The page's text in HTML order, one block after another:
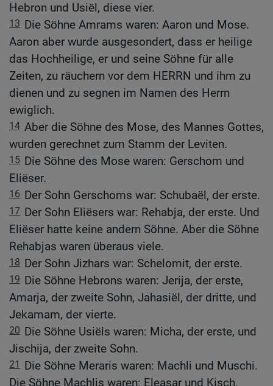
Hebron und Usiël, diese vier.
13 Die Söhne Amrams waren: Aaron und Mose.
Aaron aber wurde ausgesondert, dass er heilige
das Hochheilige, er und seine Söhne für alle
Zeiten, zu räuchern vor dem HERRN und ihm zu
dienen und zu segnen im Namen des Herrn
ewiglich.
14 Aber die Söhne des Mose, des Mannes Gottes,
wurden gerechnet zum Stamm der Leviten.
15 Die Söhne des Mose waren: Gerschom und
Eliëser.
16 Der Sohn Gerschoms war: Schubaël, der erste.
17 Der Sohn Eliësers war: Rehabja, der erste. Und
Eliëser hatte keine andern Söhne. Aber die Söhne
Rehabjas waren überaus viele.
18 Der Sohn Jizhars war: Schelomit, der erste.
19 Die Söhne Hebrons waren: Jerija, der erste,
Amarja, der zweite Sohn, Jahasiël, der dritte, und
Jekamam, der vierte.
20 Die Söhne Usiëls waren: Micha, der erste, und
Jischija, der zweite Sohn.
21
Die Söhne Meraris waren: Machli und Muschi.
Die Söhne Machlis waren: Eleasar und Kisch.